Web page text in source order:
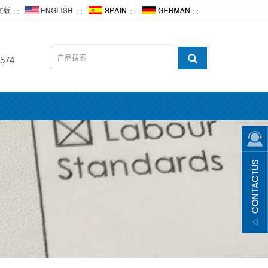
∷ ∷ ∷ ∷